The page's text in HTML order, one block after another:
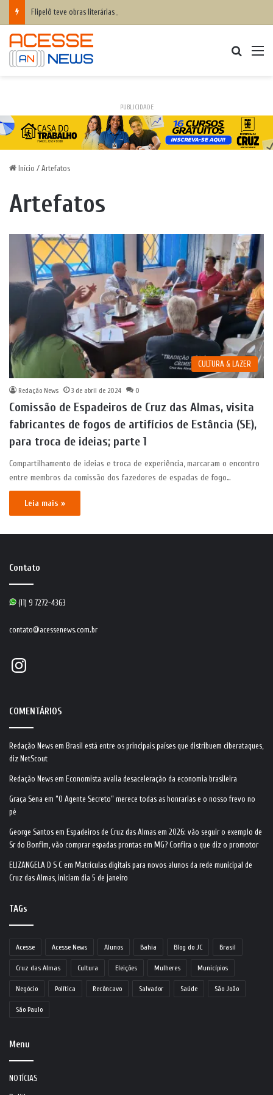
PUBLICIDADE
Início / Artefatos
Artefatos
CULTURA & LAZER
Redação News 3 de abril de 2024 0
Comissão de Espadeiros de Cruz das Almas, visita
fabricantes de fogos de artifícios de Estância (SE),
para troca de ideias; parte 1
Compartilhamento de ideias e troca de experiência, marcaram o encontro
entre membros da comissão dos fazedores de espadas de fogo…
Leia mais »
Contato
(11) 9 7272-4363
contato@acessenews.com.br
Instagram
COMENTÁRIOS
Redação News em Brasil está entre os principais países que distribuem ciberataques,
diz NetScout
Redação News em Economista avalia desaceleração da economia brasileira
Graça Sena em “O Agente Secreto” merece todas as honrarias e o nosso frevo no
pé
George Santos em Espadeiros de Cruz das Almas em 2026: vão seguir o exemplo de
Sr do Bonfim, vão comprar espadas prontas em MG? Confira o que diz o promotor
ELIZANGELA D S C em Matrículas digitais para novos alunos da rede municipal de
Cruz das Almas, iniciam dia 5 de janeiro
TAGs
Acesse Acesse News Alunos Bahia Blog do JC Brasil
Cruz das Almas Cultura Eleições Mulheres Municípios
Negócio Política Recôncavo Salvador Saúde São João
São Paulo
Menu
NOTÍCIAS